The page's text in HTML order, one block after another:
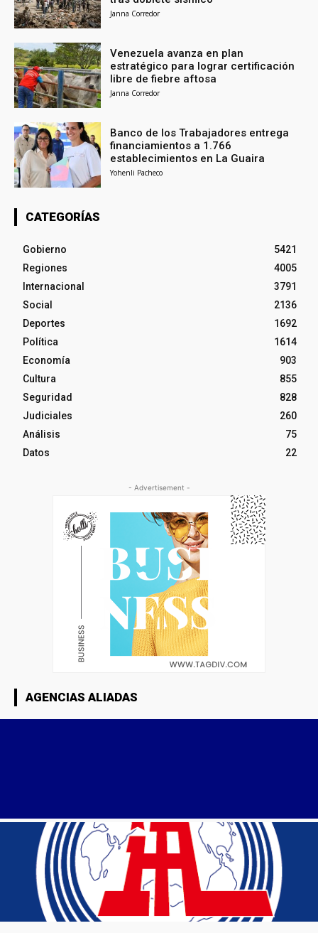
Janna Corredor
Venezuela avanza en plan
estratégico para lograr certificación
libre de fiebre aftosa
Janna Corredor
Banco de los Trabajadores entrega
financiamientos a 1.766
establecimientos en La Guaira
Yohenli Pacheco
CATEGORÍAS
Gobierno
5421
Regiones
4005
Internacional
3791
Social
2136
Deportes
1692
Política
1614
Economía
903
Cultura
855
Seguridad
828
Judiciales
260
Análisis
75
Datos
22
- Advertisement -
AGENCIAS ALIADAS